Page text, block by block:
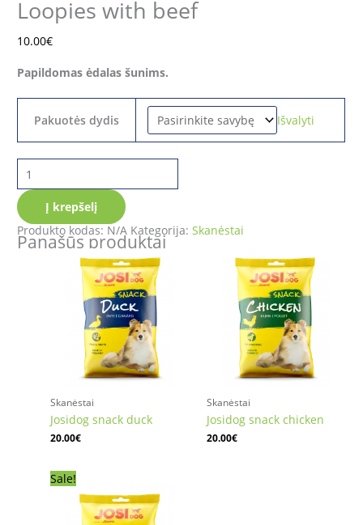
Loopies with beef
10.00€
Papildomas ėdalas šunims.
Pakuotės dydis Išvalyti
Į krepšelį
Produkto kodas: N/A Kategorija:Skanėstai
Panašūs produktai
Skanėstai
Josidog snack duck
20.00€
Skanėstai
Josidog snack chicken
20.00€
Sale!
price
was:
3.80€.
is:
2.50€.